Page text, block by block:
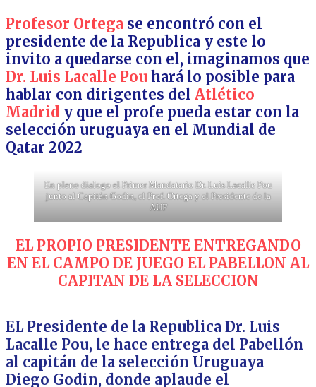
Profesor Ortega se encontró con el
presidente de la Republica y este lo
invito a quedarse con el, imaginamos que
Dr. Luis Lacalle Pou hará lo posible para
hablar con dirigentes del Atlético
Madrid y que el profe pueda estar con la
selección uruguaya en el Mundial de
Qatar 2022
En pleno dialogo el Primer Mandatario Dr. Luis Lacalle Pou
junto al Capitán Godin, el Prof. Ortega y el Presidente de la
AUF
EL PROPIO PRESIDENTE ENTREGANDO
EN EL CAMPO DE JUEGO EL PABELLON AL
CAPITAN DE LA SELECCION
EL Presidente de la Republica Dr. Luis
Lacalle Pou, le hace entrega del Pabellón
al capitán de la selección Uruguaya
Diego Godin, donde aplaude el